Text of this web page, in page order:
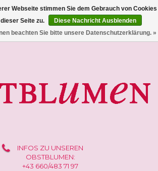
INFOS ZU UNSEREN
OBSTBLUMEN:
+43 660/483 71 97
Webseite stimmen Sie dem Gebrauch von Cookies
Seite zu.
Diese Nachricht Ausblenden
beachten Sie bitte unsere Datenschutzerklärung. »